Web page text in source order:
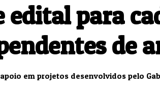
para
de
em projetos desenvolvidos pelo